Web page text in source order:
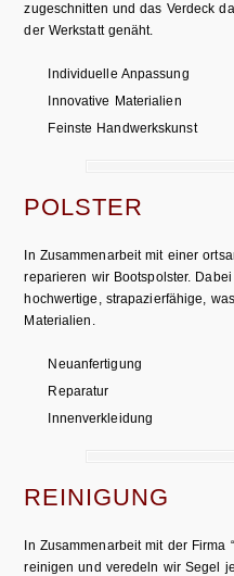
zugeschnitten und das Verdeck
der Werkstatt genäht.
Individuelle Anpassung
Innovative Materialien
Feinste Handwerkskunst
POLSTER
In Zusammenarbeit mit einer
reparieren wir Bootspolster.
hochwertige, strapazierfähige,
Materialien.
Neuanfertigung
Reparatur
Innenverkleidung
REINIGUNG
In Zusammenarbeit mit der Firma
reinigen und veredeln wir Segel